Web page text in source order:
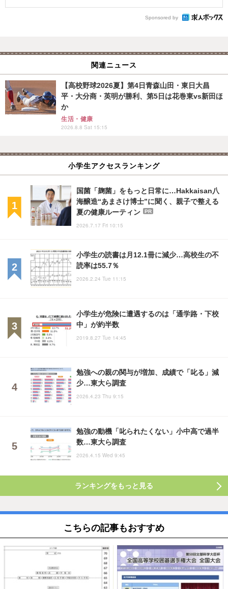
Sponsored by
関連ニュース
【高校野球2026夏】第4日青森山田・東日大昌
平・大分商・英明が勝利、第5日は花巻東vs新田ほ
か
生活・健康
2026.8.8 Sat 15:15
小学生アクセスランキング
国菌「麹菌」をもっと日常に…Hakkaisan八
海醸造“あまさけ博士”に聞く、親子で整える
夏の健康ルーティン
PR
2026.7.17 Fri 10:15
小学生の読書は月12.1冊に減少…高校生の不
読率は55.7％
2026.2.24 Tue 11:15
小学生が危険に遭遇するのは「通学路・下校
中」が約半数
2019.8.27 Tue 14:45
勉強への親の関与が増加、成績で「叱る」減
少…東大ら調査
2026.4.23 Thu 9:15
勉強の動機「叱られたくない」小中高で過半
数…東大ら調査
2026.4.15 Wed 9:45
ランキングをもっと見る
こちらの記事もおすすめ